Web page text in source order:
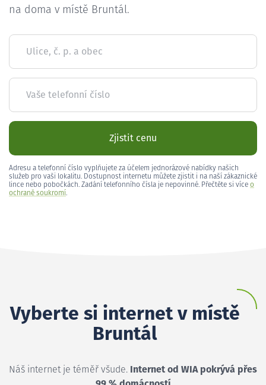
na doma v místě Bruntál.
Ulice, č. p. a obec
Vaše telefonní číslo
Zjistit cenu
Adresu a telefonní číslo vyplňujete za účelem jednorázové nabídky našich
služeb pro vaši lokalitu. Dostupnost internetu můžete zjistit i na naší zákaznické
lince nebo pobočkách. Zadání telefonního čísla je nepovinné. Přečtěte si více o
ochraně soukromí.
Vyberte si internet v místě
Bruntál
Náš internet je téměř všude. Internet od WIA pokrývá přes